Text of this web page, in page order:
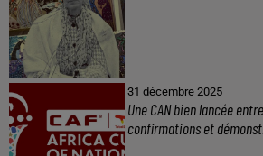
31 décembre 2025
Une CAN bien lancée
confirmations et